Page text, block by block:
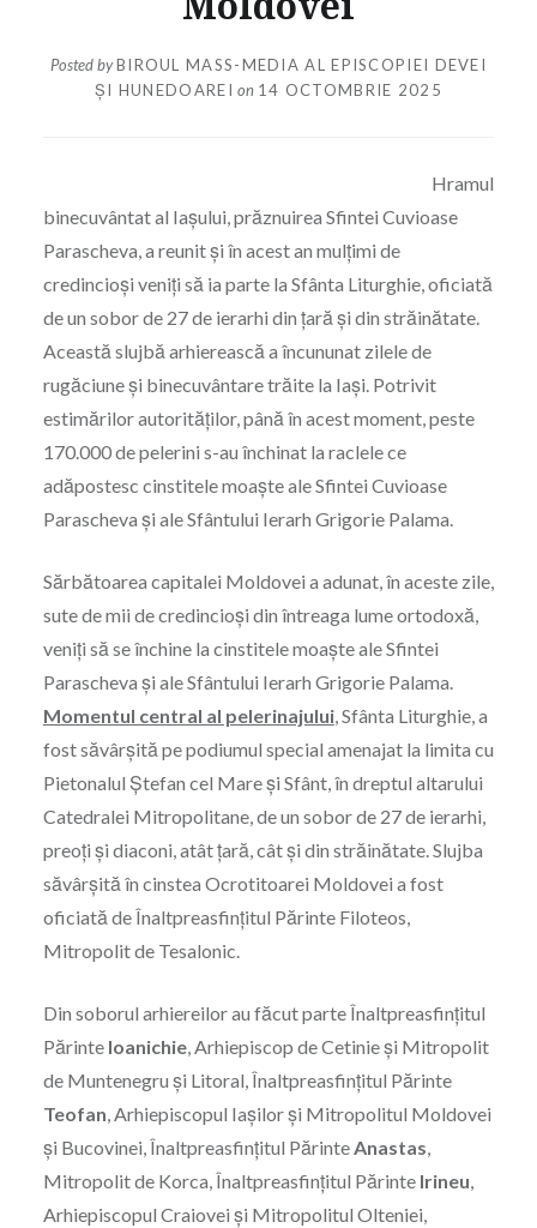
Posted byBIROUL MASS-MEDIA AL EPISCOPIEI DEVEI
ȘI HUNEDOAREI on 14 OCTOMBRIE 2025
Hramul
binecuvântat al Iașului, prăznuirea Sfintei Cuvioase
Parascheva, a reunit și în acest an mulțimi de
credincioși veniți să ia parte la Sfânta Liturghie, oficiată
de un sobor de 27 de ierarhi din țară și din străinătate.
Această slujbă arhierească a încununat zilele de
rugăciune și binecuvântare trăite la Iași. Potrivit
estimărilor autorităților, până în acest moment, peste
170.000 de pelerini s-au închinat la raclele ce
adăpostesc cinstitele moaște ale Sfintei Cuvioase
Parascheva și ale Sfântului Ierarh Grigorie Palama.
Sărbătoarea capitalei Moldovei a adunat, în aceste zile,
sute de mii de credincioși din întreaga lume ortodoxă,
veniți să se închine la cinstitele moaște ale Sfintei
Parascheva și ale Sfântului Ierarh Grigorie Palama.
Momentul central al pelerinajului, Sfânta Liturghie, a
fost săvârșită pe podiumul special amenajat la limita cu
Pietonalul Ștefan cel Mare și Sfânt, în dreptul altarului
Catedralei Mitropolitane, de un sobor de 27 de ierarhi,
preoți și diaconi, atât țară, cât și din străinătate. Slujba
săvârșită în cinstea Ocrotitoarei Moldovei a fost
oficiată de Înaltpreasfinţitul Părinte Filoteos,
Mitropolit de Tesalonic.
Din soborul arhiereilor au făcut parte Înaltpreasfinţitul
Părinte Ioanichie, Arhiepiscop de Cetinie şi Mitropolit
de Muntenegru şi Litoral, Înaltpreasfinţitul Părinte
Teofan, Arhiepiscopul Iaşilor şi Mitropolitul Moldovei
şi Bucovinei, Înaltpreasfinţitul PărinteAnastas,
Mitropolit de Korca, Înaltpreasfinţitul Părinte Irineu,
Arhiepiscopul Craiovei şi Mitropolitul Olteniei,